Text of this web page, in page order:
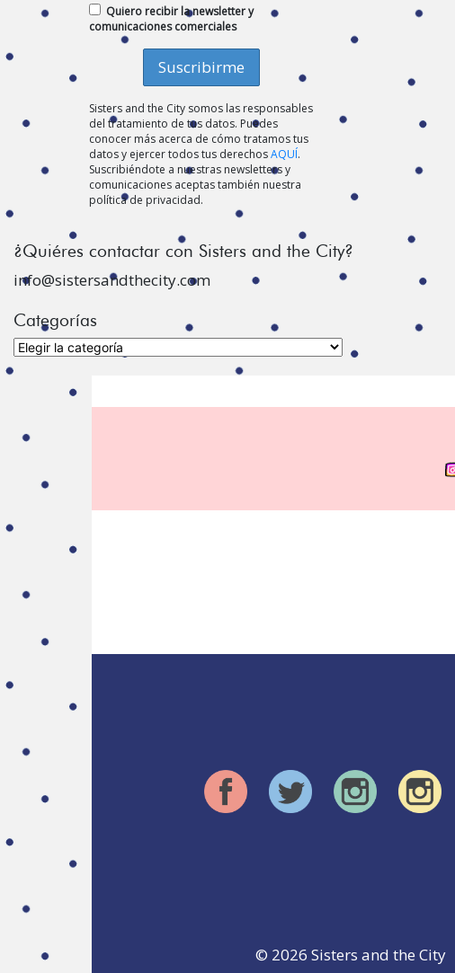
Quiero recibir la newsletter y
comunicaciones comerciales
Sisters and the City somos las responsables
del tratamiento de tus datos. Puedes
conocer más acerca de cómo tratamos tus
datos y ejercer todos tus derechosAQUÍ.
Suscribiéndote a nuestras newsletters y
comunicaciones aceptas también nuestra
política de privacidad.
¿Quiéres contactar con Sisters and the City?
info@sistersandthecity.com
Categorías
Categorías
© 2026 Sisters and the City